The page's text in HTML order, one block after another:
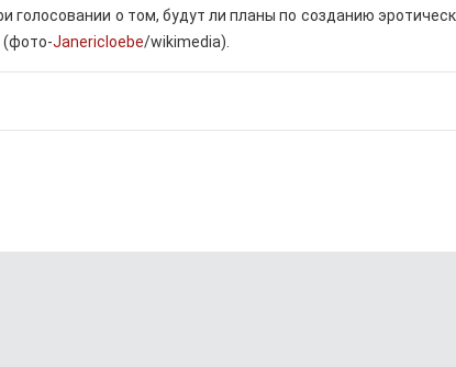
голосовании о том, будут ли планы по созданию
(фото-Janericloebe/wikimedia).